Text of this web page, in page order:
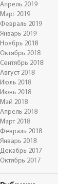
Апрель 2019
Март 2019
Февраль 2019
Январь 2019
Ноябрь 2018
Октябрь 2018
Сентябрь 2018
Август 2018
Июль 2018
Июнь 2018
Май 2018
Апрель 2018
Март 2018
Февраль 2018
Январь 2018
Декабрь 2017
Октябрь 2017